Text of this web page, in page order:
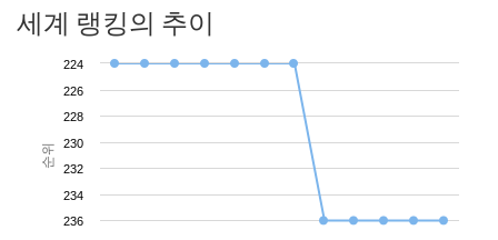
세계 랭킹의 추이
순위
224
226
228
230
232
234
236